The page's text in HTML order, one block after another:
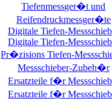
Tiefenmessger�t und
Reifendruckmessger�te
Digitale Tiefen-
Digitale Tiefen-
Pr�zisions Tiefen-
Messschieber-Zubeh�r
Ersatzteile f�r
Ersatzteile f�r